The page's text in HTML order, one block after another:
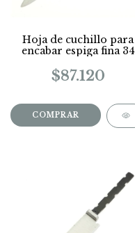
Hoja de cuchillo para
encabar espiga fina 34
$87.120